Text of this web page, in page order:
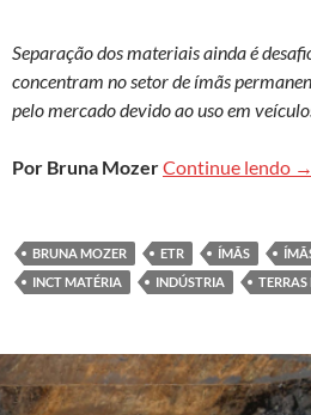
Separação dos materiais ainda é
concentram no setor de ímãs
pelo mercado devido ao uso em
Por Bruna MozerContinue lendo →
BRUNA MOZER ETR ÍMÃS
INCT MATÉRIA
INDÚSTRIA TERRAS